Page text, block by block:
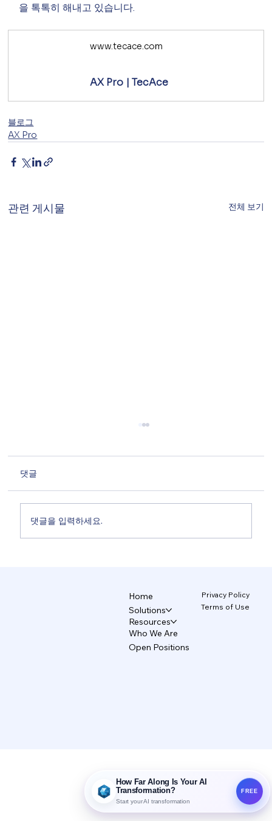
을 톡톡히 해내고 있습니다.
www.tecace.com
AX Pro | TecAce
블로그
AX Pro
관련 게시물 전체 보기
댓글
댓글을 입력하세요.
Home
Solutions
Resources
Who We Are
Open Positions
Privacy Policy
Terms of Use
How Far Along Is Your AI
Transformation?
Start your AI transformation
FREE